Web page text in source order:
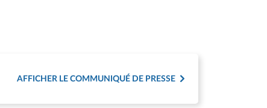
AFFICHER LE COMMUNIQUÉ DE PRESSE